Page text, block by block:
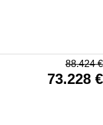
88.424€
73.228 €